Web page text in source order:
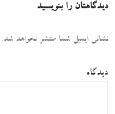
دیدگاهتان را بنویسید
نشانی ایمیل شما منتشر نخواهد شد.
دیدگاه